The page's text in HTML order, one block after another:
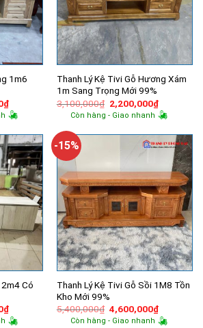
1m6
₫Giá
hiện
tại
2,950,000₫.
Thanh Lý Kệ Tivi Gỗ Hương Xám
1m Sang Trọng Mới 99%
3,100,000₫ Giá
gốc
là:
2,200,000₫Giá
hiện
tại
Còn hàng - Giao nhanh
Có
₫Giá
hiện
-15%
Thanh Lý Kệ Tivi Gỗ Sồi 1M8 Tồn
Kho Mới 99%
5,400,000₫ Giá
gốc
4,600,000₫Giá
hiện
Còn hàng - Giao nhanh